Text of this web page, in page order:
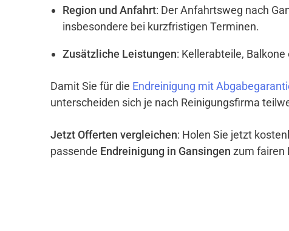
Region und Anfahrt: Der Anfahrtsweg nach
insbesondere bei kurzfristigen Terminen.
Zusätzliche Leistungen: Kellerabteile,
Damit Sie für die Endreinigung mit
unterscheiden sich je nach Reinigungsfirma
Jetzt Offerten vergleichen: Holen Sie jetzt
passende Endreinigung in Gansingen zum fairen